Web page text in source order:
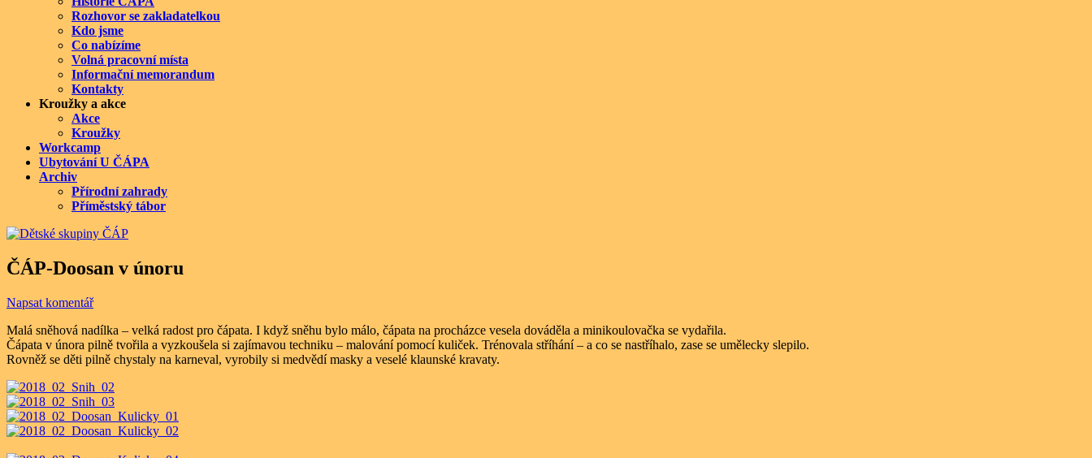
Rozhovor se zakladatelkou
Kdo jsme
Co nabízíme
Volná pracovní místa
Informační memorandum
Kontakty
Kroužky a akce
Akce
Kroužky
Workcamp
Ubytování U ČÁPA
Archiv
Přírodní zahrady
Příměstský tábor
ČÁP-Doosan v únoru
Napsat komentář
Malá sněhová nadílka – velká radost pro čápata. I když sněhu bylo málo, čápata na procházce vesela dováděla a minikoulovačka se vydařila.
Čápata v února pilně tvořila a vyzkoušela si zajímavou techniku – malování pomocí kuliček. Trénovala stříhání – a co se nastříhalo, zase se umělecky slepilo.
Rovněž se děti pilně chystaly na karneval, vyrobily si medvědí masky a veselé klaunské kravaty.